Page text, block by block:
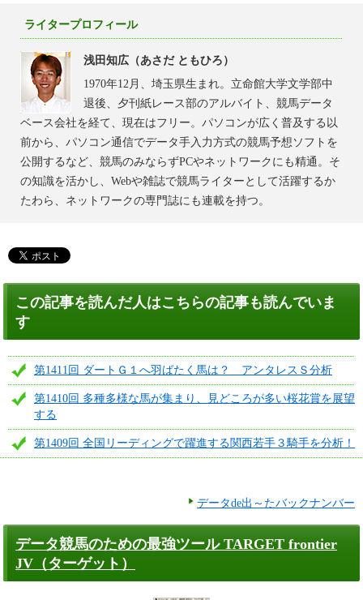
ライタープロフィール
浅田知広（あさだ ともひろ）
1970年12月、埼玉県生まれ。立命館大学文学部中
退後、夕刊紙レース部のアルバイト、競馬データ
ベース会社を経て、現在はフリー。パソコンが広く普及する以
前から、パソコン通信でデータ手入力方式の競馬予想ソフトを
公開するなど、競馬のみならずPCやネットワークにも精通。そ
の知識を活かし、Webや雑誌で競馬ライターとして活躍するか
たわら、ネットワークの専門誌にも連載を持つ。
この記事を読んだ人はこちらの記事も読んでいま
す
第1411回 ダートＧ１へ羽ばたく馬は？ アンタレスＳ分析
第1410回 多種多様な馬が集まり、見どころが多い桜花賞を展望
する
第1409回 全国リーディングで躍進する関西若手３騎手を分析！
データde出～たバックナンバー
データ競馬のための最強ツール TARGET frontier
JV（ターゲット）